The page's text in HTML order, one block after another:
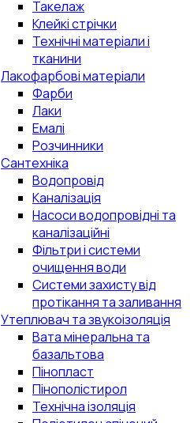
Такелаж
Клейкі стрічки
Технічні матеріали і
тканини
Лакофарбові матеріали
Фарби
Лаки
Емалі
Розчинники
Сантехніка
Водопровід
Каналізація
Насоси водопровідні та
каналізаційні
Фільтри і системи
очищення води
Системи захисту від
протікання та заливання
Утеплювач та звукоізоляція
Вата мінеральна та
базальтова
Пінопласт
Пінополістирол
Технічна ізоляція